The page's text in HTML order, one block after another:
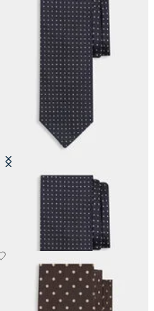
Seidenkrawatte mit Punkten